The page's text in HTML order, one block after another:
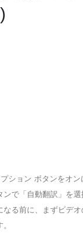
ション ボタンをオ
ンで「自動翻訳」を
なる前に、まずビデ